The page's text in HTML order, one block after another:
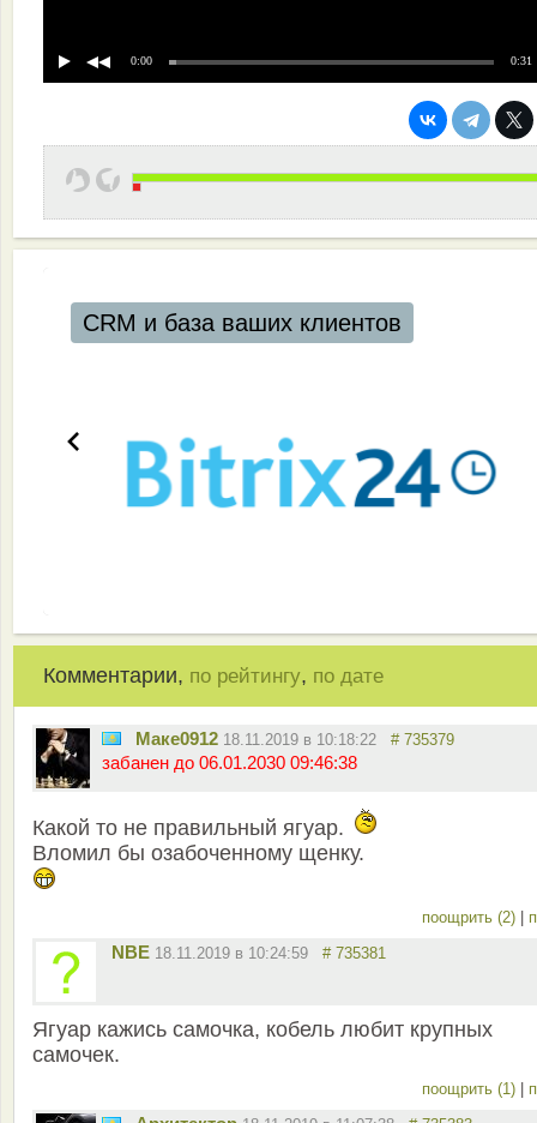
0:00 0:31
CRM и база ваших клиентов
Комментарии, по рейтингу, по дате
Маке0912 18.11.2019 в 10:18:22 # 735379
забанен до 06.01.2030 09:46:38
Какой то не правильный ягуар.
Вломил бы озабоченному щенку.
поощрить (2)
NBE 18.11.2019 в 10:24:59 # 735381
Ягуар кажись самочка, кобель любит крупных
самочек.
поощрить (1)